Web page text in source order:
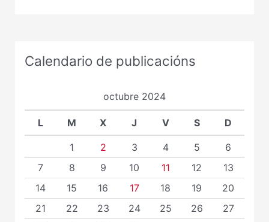
Calendario de publicacións
octubre 2024
L M X J V S D
1 2 3 4 5
6
7
8 9 10 11 12
13
14
15 16 17 18 19
20
21
22 23 24 25 26
27